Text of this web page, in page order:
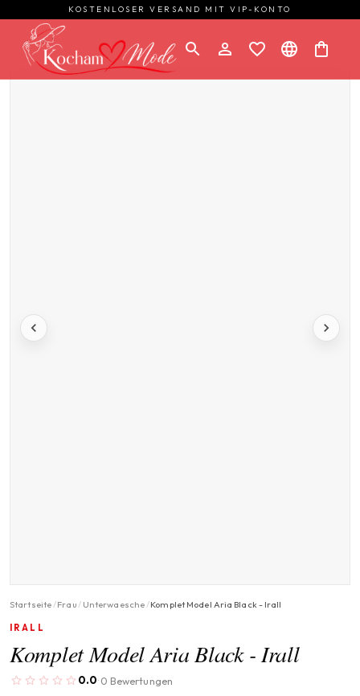
KOSTENLOSER VERSAND MIT VIP-KONTO
Startseite/Frau/ Unterwaesche/Komplet Model Aria Black - Irall
IRALL
Komplet Model Aria Black - Irall
0.0· 0 Bewertungen